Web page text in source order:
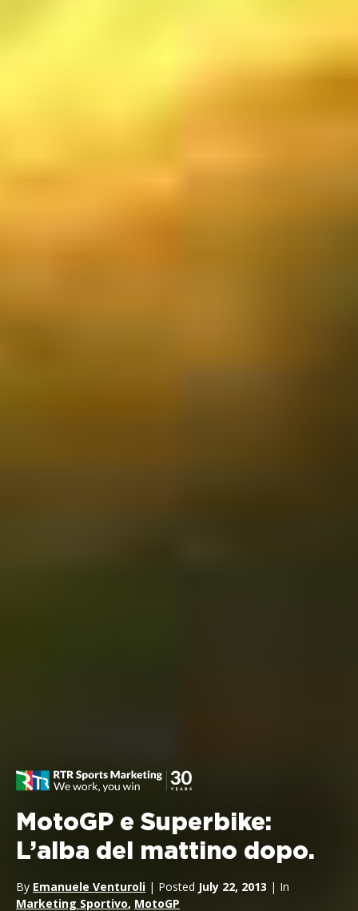
MotoGP e Superbike:
L’alba del mattino dopo.
By Emanuele Venturoli | Posted July 22, 2013 | In
Marketing Sportivo, MotoGP